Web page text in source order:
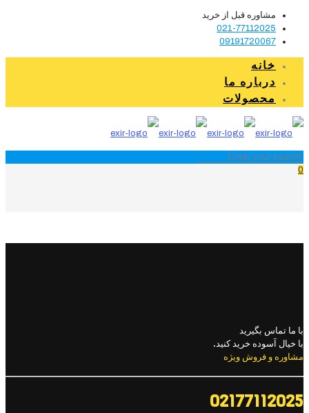
مشاوره قبل از خرید
021-77112025
09191720067
خانه
درباره ما
محصولات
0
با ما تماس بگیرید
با خیال آسوده خرید کنید.
مشاوره و فروش ویژه
02177112025